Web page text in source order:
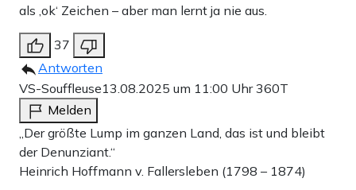
als ‚ok‘ Zeichen – aber man lernt ja nie aus.
37
Antworten
VS-Souffleuse13.08.2025 um 11:00 Uhr360T
Melden
„Der größte Lump im ganzen Land, das ist und bleibt
der Denunziant.“
Heinrich Hoffmann v. Fallersleben (1798 – 1874)